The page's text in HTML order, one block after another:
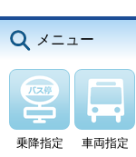
メニュー
乗降指定 車両指定